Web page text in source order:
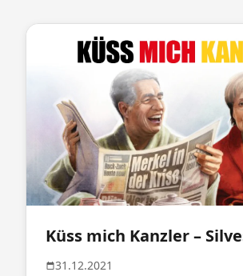
Küss mich Kanzler –
31.12.2021